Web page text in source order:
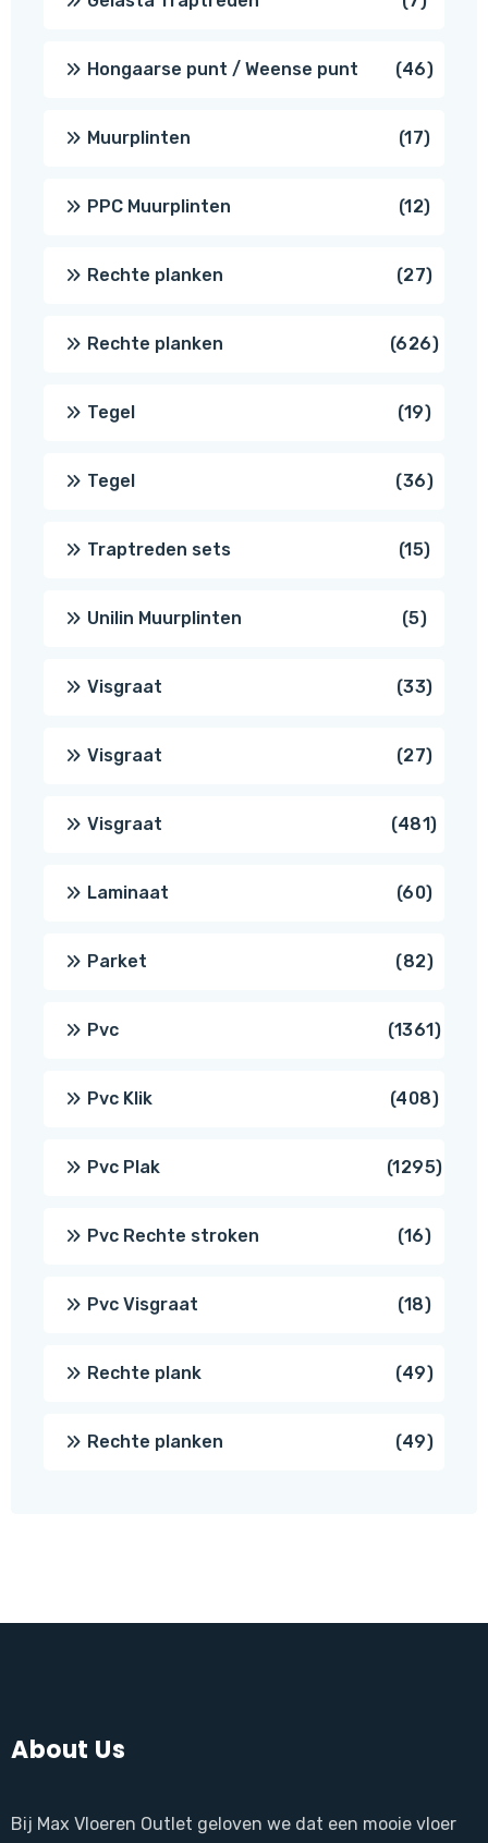
Hongaarse punt / Weense punt 4646
Muurplinten 1717
PPC Muurplinten 1212
Rechte planken 2727
Rechte planken 626626
Tegel 1919
Tegel 3636
Traptreden sets 1515
Unilin Muurplinten 55
Visgraat 3333
Visgraat 2727
Visgraat 481481
Laminaat 6060
Parket 8282
Pvc 13611361
Pvc Klik 408408
Pvc Plak 12951295
Pvc Rechte stroken 1616
Pvc Visgraat 1818
Rechte plank 4949
Rechte planken 4949
About Us
Bij Max Vloeren Outlet geloven we dat een mooie vloer